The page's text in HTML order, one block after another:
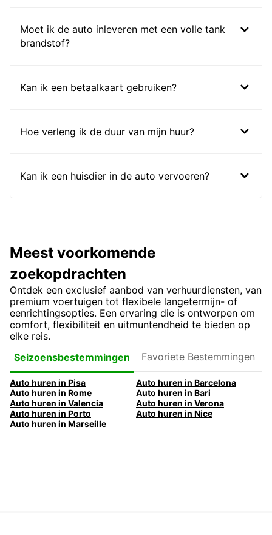
Moet ik de auto inleveren met een volle tank
brandstof?
Kan ik een betaalkaart gebruiken?
Hoe verleng ik de duur van mijn huur?
Kan ik een huisdier in de auto vervoeren?
Meest voorkomende
zoekopdrachten
Ontdek een exclusief aanbod van verhuurdiensten, van
premium voertuigen tot flexibele langetermijn- of
eenrichtingsopties. Een ervaring die is ontworpen om
comfort, flexibiliteit en uitmuntendheid te bieden op
elke reis.
Seizoensbestemmingen
Bestemmingen
Auto huren in Pisa
Auto huren in Barcelona
Auto huren in Rome
Auto huren in Bari
Auto huren in Valencia
Auto huren in Verona
Auto huren in Porto
Auto huren in Nice
Auto huren in Marseille